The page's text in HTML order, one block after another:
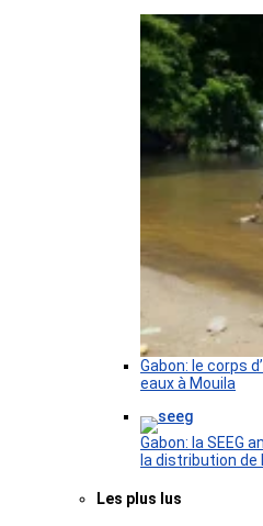
Gabon: le corps
eaux à Mouila
Gabon: la SEEG
la distribution de
Les plus lus